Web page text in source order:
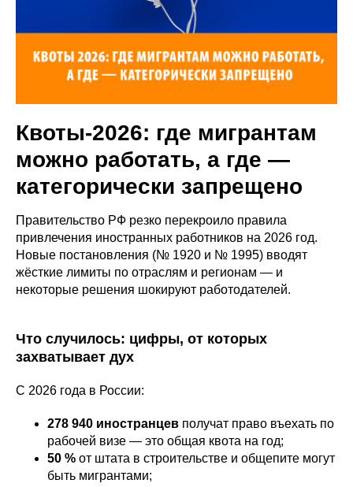
Квоты‑2026: где мигрантам
можно работать, а где —
категорически запрещено
Правительство РФ резко перекроило правила
привлечения иностранных работников на 2026 год.
Новые постановления (№ 1920 и № 1995) вводят
жёсткие лимиты по отраслям и регионам — и
некоторые решения шокируют работодателей.
Что случилось: цифры, от которых
захватывает дух
С 2026 года в России:
278 940 иностранцев получат право въехать по
рабочей визе — это общая квота на год;
50 % от штата в строительстве и общепите могут
быть мигрантами;